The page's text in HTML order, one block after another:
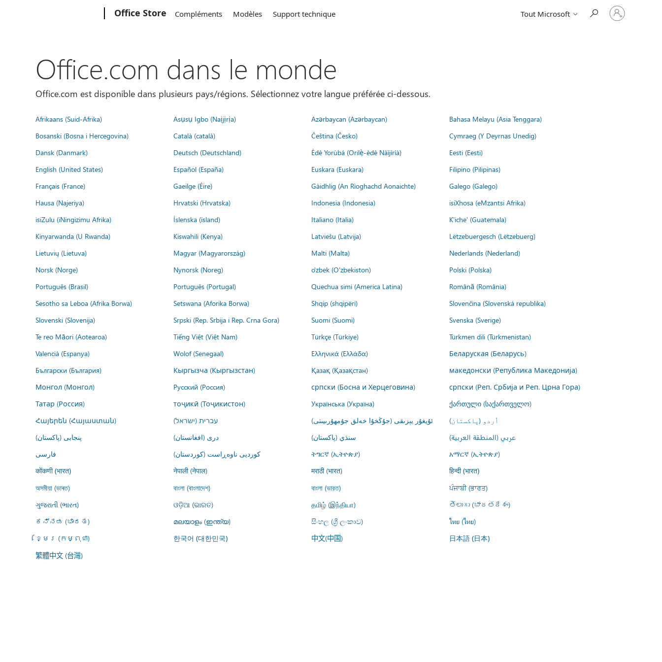
Office Store Compléments Modèles Support technique Tout Microsoft
Connectez-
vous
Office.com dans le monde
Office.com est disponible dans plusieurs pays/régions. Sélectionnez votre langue préférée ci-dessous.
Afrikaans (Suid-Afrika) Asụsụ Igbo (Naịjịrịa) Azərbaycan (Azərbaycan)
Bahasa Melayu (Asia Tenggara)
Bosanski (Bosna i Hercegovina)
Català (català) Čeština (Česko)
Cymraeg (Y Deyrnas Unedig)
Dansk (Danmark)
Deutsch (Deutschland) Èdè Yorùbá (Orilẹ̀-èdè Nàìjíríà)
Eesti (Eesti)
English (United States)
Español (España) Euskara (Euskara)
Filipino (Pilipinas)
Français (France)
Gaeilge (Éire) Gàidhlig (An Rìoghachd Aonaichte)
Galego (Galego)
Hausa (Najeriya)
Hrvatski (Hrvatska) Indonesia (Indonesia)
isiXhosa (eMzantsi Afrika)
isiZulu (iNingizimu Afrika)
Íslenska (ísland) Italiano (Italia)
K'iche' (Guatemala)
Kinyarwanda (U Rwanda)
Kiswahili (Kenya) Latviešu (Latvija)
Lëtzebuergesch (Lëtzebuerg)
Lietuvių (Lietuva)
Magyar (Magyarország) Malti (Malta)
Nederlands (Nederland)
Norsk (Norge)
Nynorsk (Noreg) o'zbek (O'zbekiston)
Polski (Polska)
Português (Brasil)
Português (Portugal) Quechua simi (America Latina)
Română (România)
Sesotho sa Leboa (Afrika Borwa)
Setswana (Aforika Borwa) Shqip (shqipëri)
Slovenčina (Slovenská republika)
Slovenski (Slovenija)
Srpski (Rep. Srbija i Rep. Crna Gora) Suomi (Suomi)
Svenska (Sverige)
Te reo Māori (Aotearoa)
Tiếng Việt (Việt Nam) Türkçe (Türkiye)
Türkmen dili (Türkmenistan)
Valencià (Espanya)
Wolof (Senegaal) Ελληνικά (Ελλάδα)
Беларуская (Беларусь)
Български (България)
Кыргызча (Кыргызстан) Қазақ (Қазақстан)
македонски (Република Македонија)
Монгол (Монгол)
Русский (Россия) српски (Босна и Херцеговина)
српски (Реп. Србија и Реп. Црна Гора)
Татар (Россия)
тоҷикӣ (Тоҷикистон) Українська (Україна)
ქართული (საქართველო)
Հայերեն (Հայաստան)
עברית (ישראל) ئۇيغۇر يېزىقى (جۇڭخۇا خەلق جۇمھۇرىيىتى)
اُردو (پاکستان)
پنجابی (پاکستان)
درى (افغانستان) سنڌي (پاکستان)
عربي (المنطقة العربية)
فارسى
کوردیی ناوەڕاست (کوردستان) ትግርኛ (ኢትዮጵያ) አማርኛ (ኢትዮጵያ)
कोंकणी (भारत) नेपाली (नेपाल) मराठी (भारत) हिन्दी (भारत)
অসমীয়া (ভাৰত) বাংলা (বাংলাদেশ) বাংলা (ভারত)
ਪੰਜਾਬੀ (ਭਾਰਤ)
ગુજરાતી (ભારત)
ଓଡ଼ିଆ (ଭାରତ) தமிழ் (இந்தியா)
తెలుగు (భారతదేశం)
ಕನ್ನಡ (ಭಾರತ)
മലയാളം (ഇന്ത്യ) සිංහල (ශ්‍රී ලංකාව)
ไทย (ไทย)
ខ្មែរ (កម្ពុជា)
한국어 (대한민국) 中文(中国) 日本語 (日本)
繁體中文 (台灣)